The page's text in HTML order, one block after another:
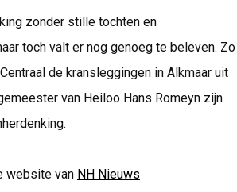
zonder stille tochten en
toch valt er nog genoeg te beleven. Zo
de kransleggingen in Alkmaar uit
van Heiloo Hans Romeyn zijn
website van NH Nieuws